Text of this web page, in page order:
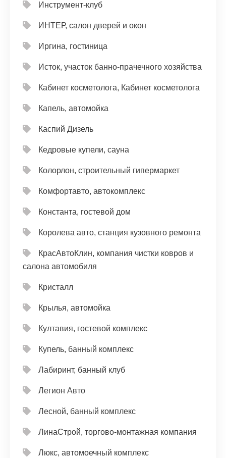
Инструмент-клуб
ИНТЕР, салон дверей и окон
Иргина, гостиница
Исток, участок банно-прачечного хозяйства
Кабинет косметолога, Кабинет косметолога
Капель, автомойка
Каспий Дизель
Кедровые купели, сауна
Колорлон, строительный гипермаркет
Комфортавто, автокомплекс
Константа, гостевой дом
Королева авто, станция кузовного ремонта
КрасАвтоКлин, компания чистки ковров и
салона автомобиля
Кристалл
Крылья, автомойка
Култавия, гостевой комплекс
Купель, банный комплекс
Лабиринт, банный клуб
Легион Авто
Лесной, банный комплекс
ЛинаСтрой, торгово-монтажная компания
Люкс, автомоечный комплекс